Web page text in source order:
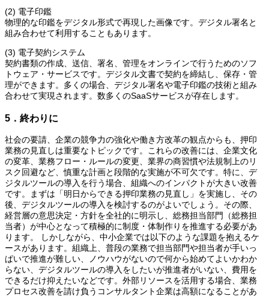
(2) 電子印鑑
物理的な印鑑をデジタル形式で再現した画像です。デジタル署名と
組み合わせて利用することもあります。
(3) 電子契約システム
契約書類の作成、送信、署名、管理をオンラインで行うためのソフ
トウェア・サービスです。デジタル文書で契約を締結し、保存・管
理ができます。多くの場合、デジタル署名や電子印鑑の技術と組み
合わせて実現されます。数多くのSaaSサービスが存在します。
5．終わりに
社会の要請、企業の競争力の強化や働き方改革の観点からも、押印
業務の見直しは重要なトピックです。これらの改善には、企業文化
の変革、業務フロー・ルールの変更、業界の商習慣や法規制上のリ
スク回避など、慎重な計画と段階的な実施が不可欠です。特に、デ
ジタルツールの導入を行う場合、組織へのインパクトが大きい改善
です。まずは「明日からできる押印業務の見直し」を実施し、その
後、デジタルツールの導入を検討するのがよいでしょう。その際、
経営層の意思決定・方針を全社的に明示し、総務担当部門（総務担
当者）が中心となって積極的に制度・体制作りを推進する必要があ
ります。 しかしながら、中小企業では以下のような課題を抱えるケ
ースがあります。組織上、普段の業務で担当部門や担当者が手いっ
ぱいで推進が難しい、ノウハウがないので何から始めてよいかわか
らない、デジタルツールの導入をしたいが推進者がいない、費用を
できるだけ抑えたいなどです。外部リソースを活用する場合、業務
プロセス改善を請け負うコンサルタント企業は高額になることがあ